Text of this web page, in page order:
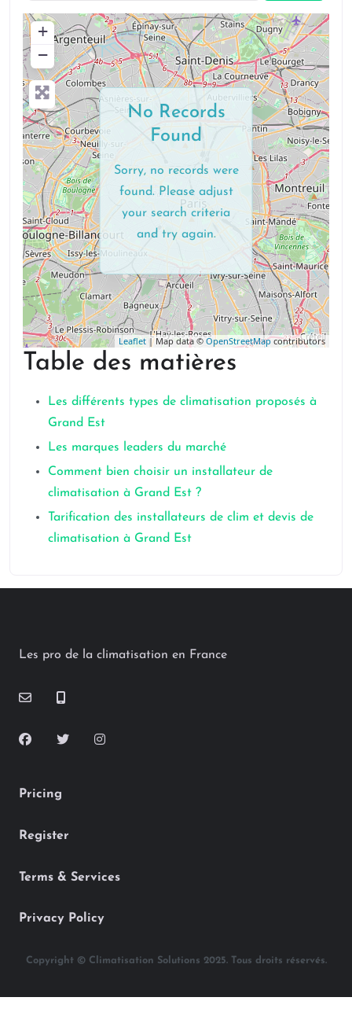
+
−
Leaflet | Map data ©OpenStreetMapcontributors
No Records
Found
Sorry, no records were
found. Please adjust
your search criteria
and try again.
Table des matières
Les différents types de climatisation proposés à
Grand Est
Les marques leaders du marché
Comment bien choisir un installateur de
climatisation à Grand Est ?
Tarification des installateurs de clim et devis de
climatisation à Grand Est
Les pro de la climatisation en France
Pricing
Register
Terms & Services
Privacy Policy
Copyright © Climatisation Solutions 2025. Tous droits réservés.